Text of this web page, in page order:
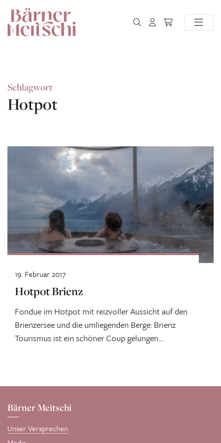
Schlagwort
Hotpot
Hotpot Brienz
Fondue im Hotpot mit reizvoller Aussicht auf den
Brienzersee und die umliegenden Berge: Brienz
Tourismus ist ein schöner Coup gelungen....
19. Februar 2017
Bärner Meitschi
Unser Versprechen